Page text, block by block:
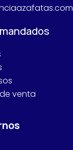
venta